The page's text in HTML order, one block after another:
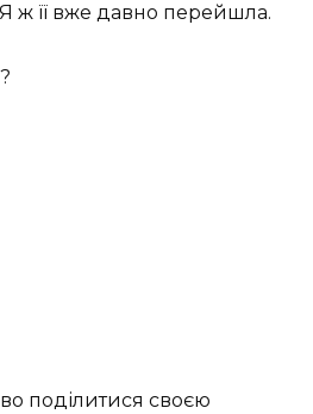
ж її вже давно перейшла.
поділитися своєю